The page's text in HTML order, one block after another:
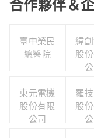
合作夥伴＆
臺中榮民
總醫院
緯
股
東元電機
股份有限
公司
羅
股